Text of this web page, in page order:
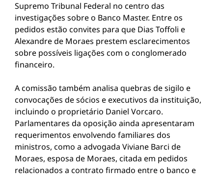
Supremo Tribunal Federal no centro das
investigações sobre o Banco Master. Entre os
pedidos estão convites para que Dias Toffoli e
Alexandre de Moraes prestem esclarecimentos
sobre possíveis ligações com o conglomerado
financeiro.
A comissão também analisa quebras de sigilo e
convocações de sócios e executivos da instituição,
incluindo o proprietário Daniel Vorcaro.
Parlamentares da oposição ainda apresentaram
requerimentos envolvendo familiares dos
ministros, como a advogada Viviane Barci de
Moraes, esposa de Moraes, citada em pedidos
relacionados a contrato firmado entre o banco e